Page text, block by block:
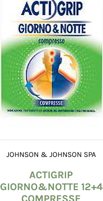
JOHNSON & JOHNSON SPA
ACTIGRIP
GIORNO&NOTTE 12+4
COMPRESSE